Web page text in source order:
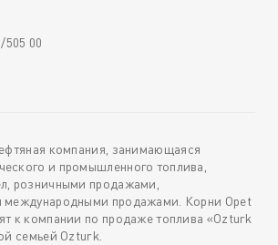
505 00
компания, занимающаяся
и промышленного топлива,
розничными продажами,
международными продажами. Корни Opet
к компании по продаже топлива «Ozturk
семьей Ozturk.